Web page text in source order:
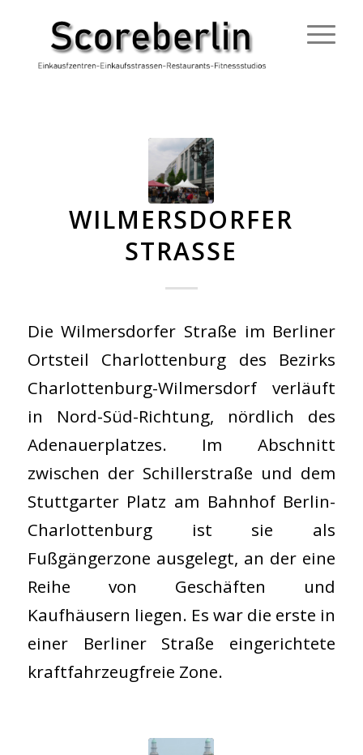
WILMERSDORFER
STRASSE
Die Wilmersdorfer Straße im Berliner
Ortsteil Charlottenburg des Bezirks
Charlottenburg-Wilmersdorf verläuft
in Nord-Süd-Richtung, nördlich des
Adenauerplatzes. Im Abschnitt
zwischen der Schillerstraße und dem
Stuttgarter Platz am Bahnhof Berlin-
Charlottenburg ist sie als
Fußgängerzone ausgelegt, an der eine
Reihe von Geschäften und
Kaufhäusern liegen. Es war die erste in
einer Berliner Straße eingerichtete
kraftfahrzeugfreie Zone.